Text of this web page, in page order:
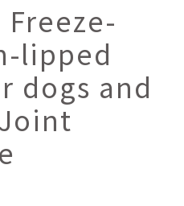
lipped
dogs and